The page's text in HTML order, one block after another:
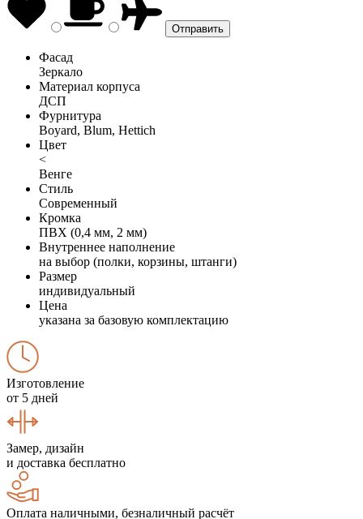
Фасад
Зеркало
Материал корпуса
ДСП
Фурнитура
Boyard, Blum, Hettich
Цвет
<
Венге
Стиль
Современный
Кромка
ПВХ (0,4 мм, 2 мм)
Внутреннее наполнение
на выбор (полки, корзины, штанги)
Размер
индивидуальный
Цена
указана за базовую комплектацию
Изготовление
от 5 дней
Замер, дизайн
и доставка бесплатно
Оплата наличными, безналичный расчёт